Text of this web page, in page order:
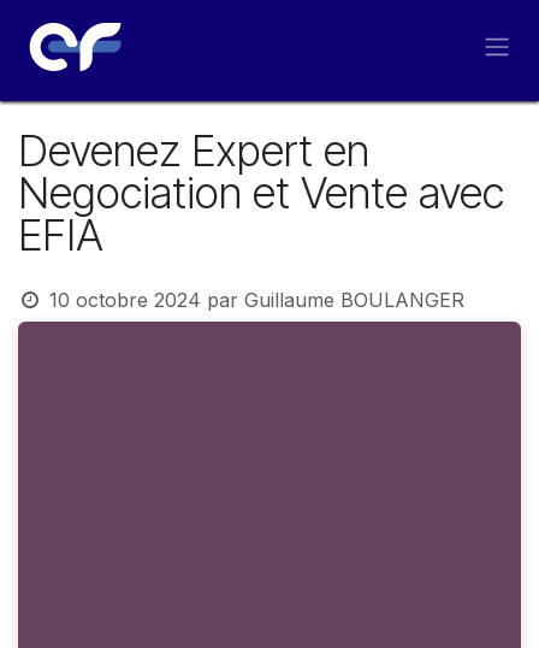
Devenez Expert en
Negociation et Vente avec
EFIA
10 octobre 2024 par Guillaume BOULANGER